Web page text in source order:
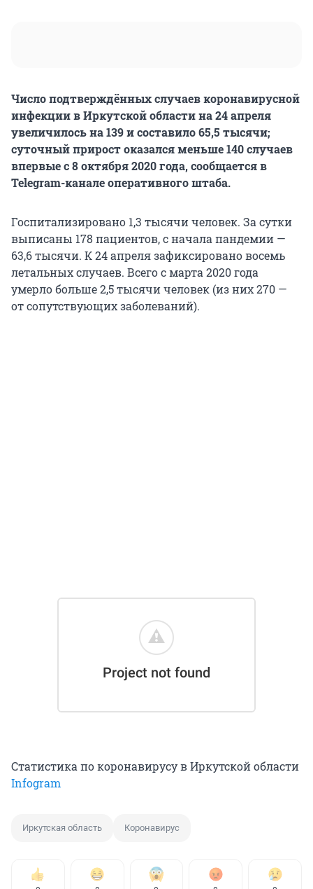
Число подтверждённых случаев коронавирусной
инфекции в Иркутской области на 24 апреля
увеличилось на 139 и составило 65,5 тысячи;
суточный прирост оказался меньше 140 случаев
впервые с 8 октября 2020 года, сообщается в
Telegram-канале оперативного штаба.
Госпитализировано 1,3 тысячи человек. За сутки
выписаны 178 пациентов, с начала пандемии —
63,6 тысячи. К 24 апреля зафиксировано восемь
летальных случаев. Всего с марта 2020 года
умерло больше 2,5 тысячи человек (из них 270 —
от сопутствующих заболеваний).
Статистика по коронавирусу в Иркутской области
Infogram
Иркутская область Коронавирус